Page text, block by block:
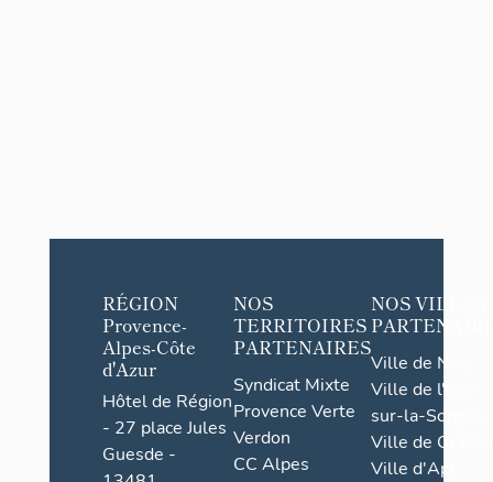
RÉGION
Provence-
Alpes-Côte
d'Azur
Hôtel de Région
- 27 place Jules
Guesde -
NOS
TERRITOIRES
PARTENAIRES
Syndicat Mixte
Provence Verte
Verdon
CC Alpes
NOS VILLES
Ville de Nice
Ville de l'Isle-
sur-la-Sorgue
Ville de Grasse
Ville d'Apt